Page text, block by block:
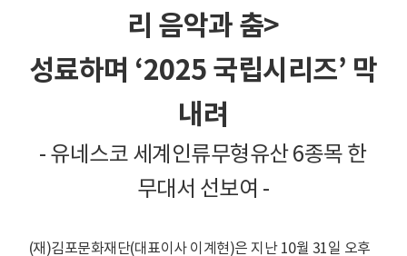
리 음악과 춤>
성료하며 ‘2025 국립시리즈’ 막
내려
-유네스코 세계인류무형유산6종목 한
무대서 선보여 -
(재)김포문화재단(대표이사 이계현)은 지난 10월 31일 오후